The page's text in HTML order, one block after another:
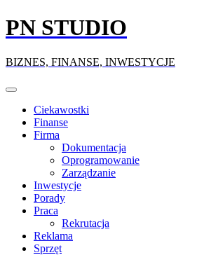
Skip
to
PN STUDIO
BIZNES, FINANSE, INWESTYCJE
Ciekawostki
Finanse
Firma
Dokumentacja
Oprogramowanie
Zarządzanie
Inwestycje
Porady
Praca
Rekrutacja
Reklama
Sprzęt